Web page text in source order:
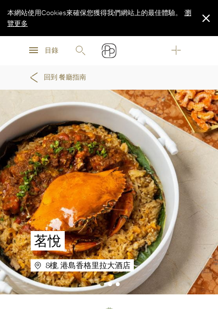
瀏
目錄
本網站使用Cookies來確保您獲得我們網站上的最佳體驗。
瀏
覽更多
回到 餐廳指南
茗悅
8樓, 港島香格里拉大酒店